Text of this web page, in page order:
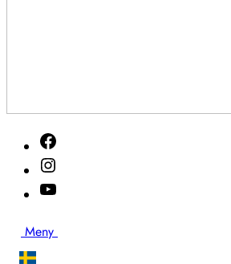
2026
Meny